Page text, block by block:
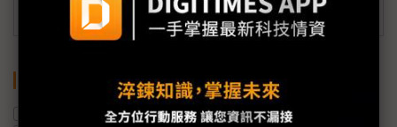
訂閱DIGITIMES 行動版
台積電 南科園區
半導體產業